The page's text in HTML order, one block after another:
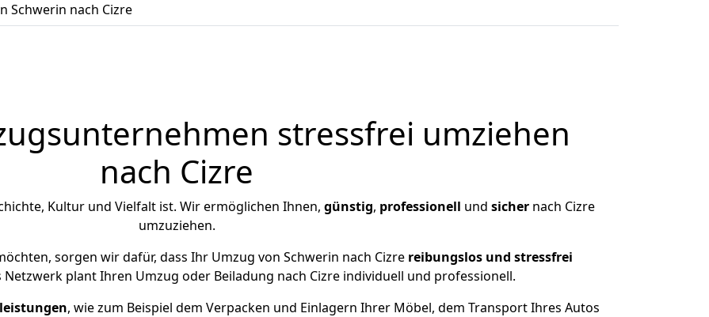
Schwerin nach Cizre
stressfrei umziehen
nach Cizre
Kultur und Vielfalt ist. Wir ermöglichen Ihnen, günstig, professionell und sicher nach Cizre
umzuziehen.
sorgen wir dafür, dass Ihr Umzug von Schwerin nach Cizre reibungslos und stressfrei
plant Ihren Umzug oder Beiladung nach Cizre individuell und professionell.
, wie zum Beispiel dem Verpacken und Einlagern Ihrer Möbel, dem Transport Ihres Autos